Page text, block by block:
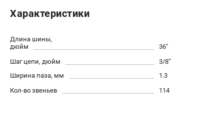
Способы оплаты
Контакты
Справочник по тримерным головкам и ножам
Пользовательское соглашение
Характеристики
Длина шины,
дюйм
36"
Шаг цепи, дюйм
3/8’’
Ширина паза, мм
1.3
Кол-во звеньев
114